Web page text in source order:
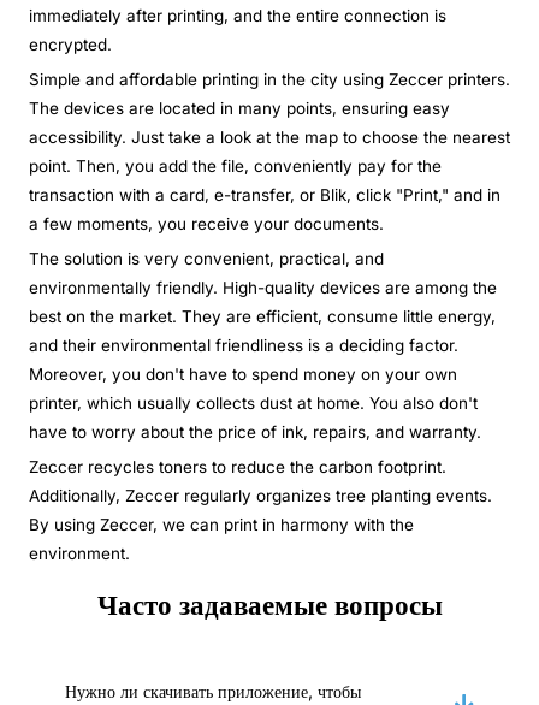
immediately after printing, and the entire connection is
encrypted.
Simple and affordable printing in the city using Zeccer printers.
The devices are located in many points, ensuring easy
accessibility. Just take a look at the map to choose the nearest
point. Then, you add the file, conveniently pay for the
transaction with a card, e-transfer, or Blik, click "Print," and in
a few moments, you receive your documents.
The solution is very convenient, practical, and
environmentally friendly. High-quality devices are among the
best on the market. They are efficient, consume little energy,
and their environmental friendliness is a deciding factor.
Moreover, you don't have to spend money on your own
printer, which usually collects dust at home. You also don't
have to worry about the price of ink, repairs, and warranty.
Zeccer recycles toners to reduce the carbon footprint.
Additionally, Zeccer regularly organizes tree planting events.
By using Zeccer, we can print in harmony with the
environment.
Часто задаваемые вопросы
Нужно ли скачивать приложение, чтобы